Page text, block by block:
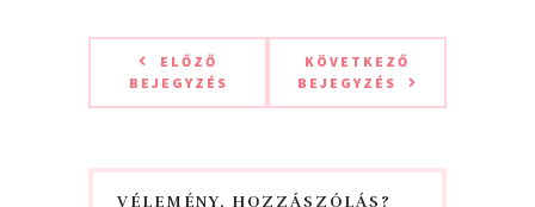
ELŐZŐ
BEJEGYZÉS
KÖVETKEZŐ
BEJEGYZÉS
VÉLEMÉNY, HOZZÁSZÓLÁS?